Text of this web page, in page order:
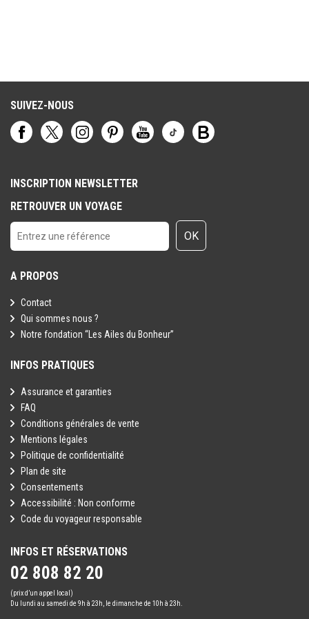
SUIVEZ-NOUS
INSCRIPTION NEWSLETTER
RETROUVER UN VOYAGE
OK
A PROPOS
Contact
Qui sommes nous ?
Notre fondation “Les Ailes du Bonheur”
INFOS PRATIQUES
Assurance et garanties
FAQ
Conditions générales de vente
Mentions légales
Politique de confidentialité
Plan de site
Consentements
Accessibilité : Non conforme
Code du voyageur responsable
INFOS ET RÉSERVATIONS
02 808 82 20
(prix d’un appel local)
Du lundi au samedi de 9h à 23h, le dimanche de 10h à 23h.